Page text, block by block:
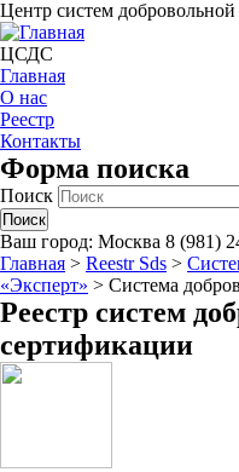
Центр систем
ЦСДС
Главная
О нас
Реестр
Контакты
Форма поиска
Поиск
Ваш город: Москва 8 (981)
Главная > Reestr Sds >
«Эксперт» > Система
Реестр систем
сертификации